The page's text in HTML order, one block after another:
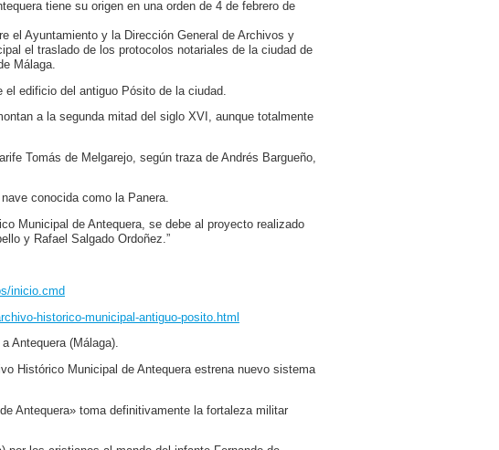
tiene su origen en una orden de 4 de febrero de
el Ayuntamiento y la Dirección General de Archivos y
el traslado de los protocolos notariales de la ciudad de
Málaga.
edificio del antiguo Pósito de la ciudad.
a la segunda mitad del siglo XVI, aunque totalmente
Tomás de Melgarejo, según traza de Andrés Bargueño,
conocida como la Panera.
Municipal de Antequera, se debe al proyecto realizado
y Rafael Salgado Ordoñez.”
inicio.cmd
historico-municipal-antiguo-posito.html
Antequera (Málaga).
Histórico Municipal de Antequera estrena nuevo sistema
Antequera» toma definitivamente la fortaleza militar